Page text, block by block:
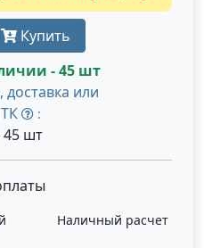
Купить
- 45 шт
или
:
45 шт
Наличный расчет